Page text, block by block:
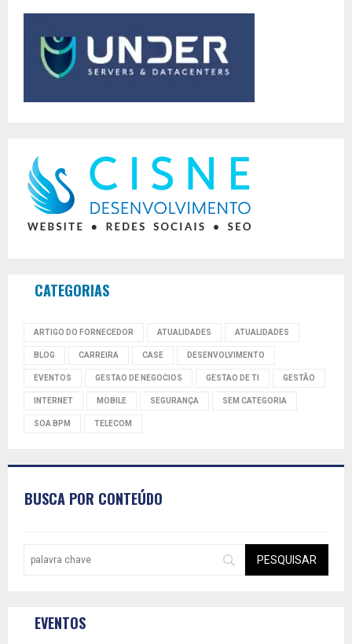
CATEGORIAS
ARTIGO DO FORNECEDOR ATUALIDADES ATUALIDADES
BLOG CARREIRA CASE DESENVOLVIMENTO
EVENTOS GESTAO DE NEGOCIOS GESTAO DE TI GESTÃO
INTERNET MOBILE SEGURANÇA SEM CATEGORIA
SOA BPM TELECOM
BUSCA POR CONTEÚDO
EVENTOS